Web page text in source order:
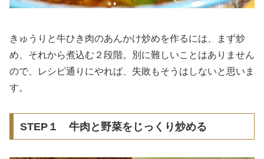
きゅうりと牛ひき肉のあんかけ炒めを作るには、まず炒
め、それから煮込む２段階。別に難しいことはありません
ので、レシピ通りにやれば、失敗もそうはしないと思いま
す。
STEP１ 牛肉と野菜をじっくり炒める